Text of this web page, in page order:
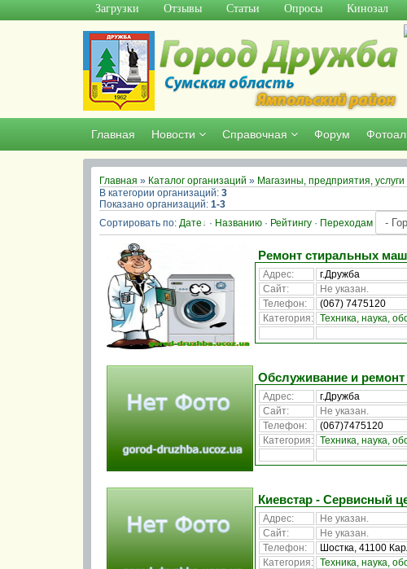
Загрузки Отзывы Статьи Опросы Кинозал
Главная Новости Справочная Форум
Главная » Каталог организаций » Магазины, предприятия, услуги
В категории организаций: 3
Показано организаций: 1-3
Сортировать по: Дате · Названию · Рейтингу · Переходам
Ремонт стиральных
Адрес:
г.Дружба
Сайт:
Не указан.
Телефон:
(067) 7475120
Категория: Техника, наука,
Обслуживание и
Адрес:
г.Дружба
Сайт:
Не указан.
Телефон:
(067)7475120
Категория: Техника, наука,
Киевстар - Сервисный
Адрес:
Не указан.
Сайт:
Не указан.
Телефон:
Шостка, 41100
Категория: Техника, наука,